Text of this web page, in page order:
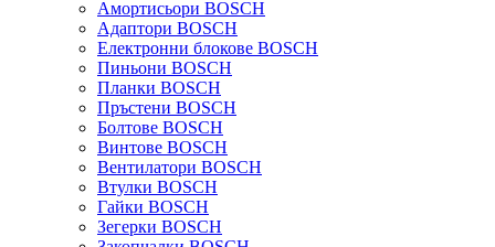
Амортисьори BOSCH
Адаптори BOSCH
Електронни блокове BOSCH
Пиньони BOSCH
Планки BOSCH
Пръстени BOSCH
Болтове BOSCH
Винтове BOSCH
Вентилатори BOSCH
Втулки BOSCH
Гайки BOSCH
Зегерки BOSCH